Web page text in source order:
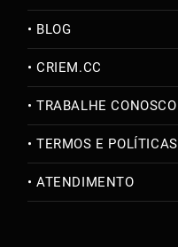
BLOG
CRIEM.CC
TRABALHE CONOSCO
TERMOS E POLÍTICAS
ATENDIMENTO